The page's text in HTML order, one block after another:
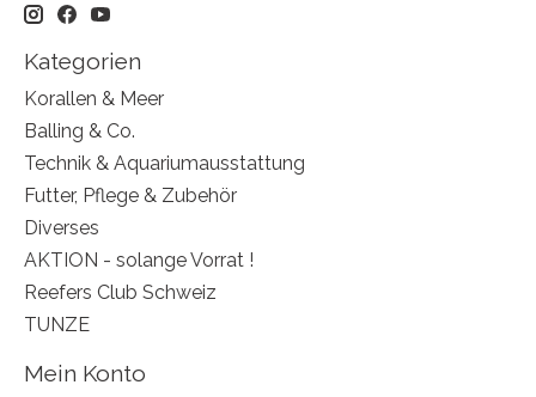
Kategorien
Korallen & Meer
Balling & Co.
Technik & Aquariumausstattung
Futter, Pflege & Zubehör
Diverses
AKTION - solange Vorrat !
Reefers Club Schweiz
TUNZE
Mein Konto